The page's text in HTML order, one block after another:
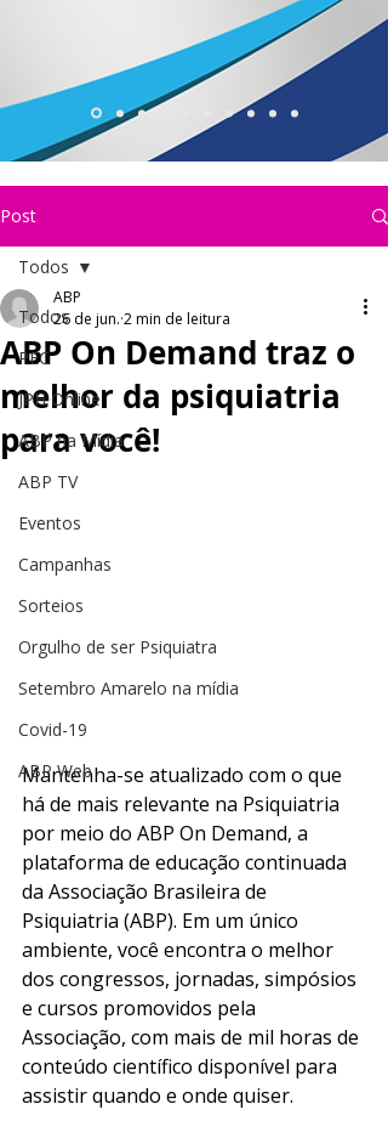
Post
Todos
PEC
JPH Online
ABP na Mídia
ABP TV
Eventos
Campanhas
Sorteios
Orgulho de ser Psiquiatra
Setembro Amarelo na mídia
Covid-19
ABP Web
Todos
ABP On Demand traz o
melhor da psiquiatria
para você!
ABP
26 de jun. 2 min de leitura
Mantenha-se atualizado com o que
há de mais relevante na Psiquiatria
por meio do ABP On Demand, a
plataforma de educação continuada
da Associação Brasileira de
Psiquiatria (ABP). Em um único
ambiente, você encontra o melhor
dos congressos, jornadas, simpósios
e cursos promovidos pela
Associação, com mais de mil horas de
conteúdo científico disponível para
assistir quando e onde quiser.